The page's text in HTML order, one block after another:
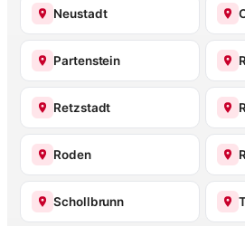
Neustadt
Partenstein
Retzstadt
Roden
Schollbrunn